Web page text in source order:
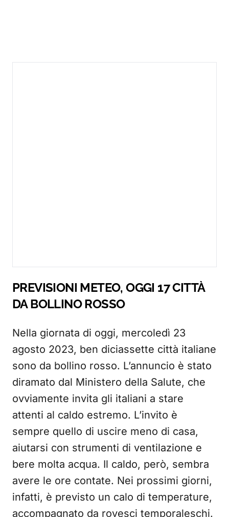
PREVISIONI METEO, OGGI 17 CITTÀ
DA BOLLINO ROSSO
Nella giornata di oggi, mercoledì 23
agosto 2023, ben diciassette città italiane
sono da bollino rosso. L’annuncio è stato
diramato dal Ministero della Salute, che
ovviamente invita gli italiani a stare
attenti al caldo estremo. L’invito è
sempre quello di uscire meno di casa,
aiutarsi con strumenti di ventilazione e
bere molta acqua. Il caldo, però, sembra
avere le ore contate. Nei prossimi giorni,
infatti, è previsto un calo di temperature,
accompagnato da rovesci temporaleschi.